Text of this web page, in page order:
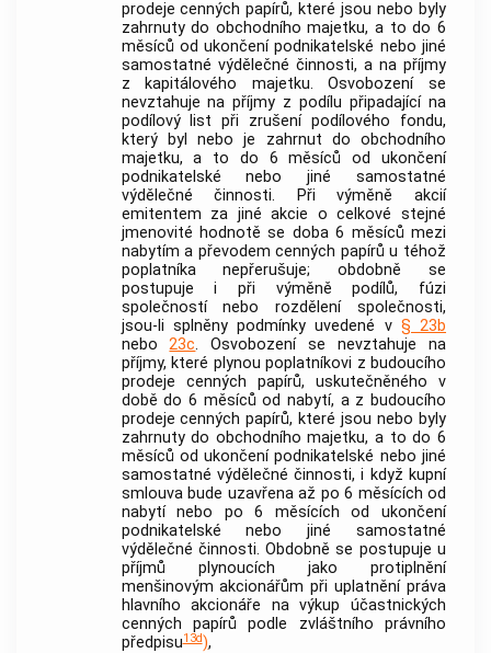
prodejecenných papírů, které jsou nebo byly
zahrnuty do obchodního majetku, a to do 6
měsíců od ukončení podnikatelské nebo jiné
samostatné výdělečné činnosti, a na příjmy
z kapitálového majetku. Osvobození se
nevztahuje na příjmy z podílu připadající na
podílový list při zrušení podílového fondu,
který byl nebo je zahrnut do obchodního
majetku, a to do 6 měsíců od ukončení
podnikatelské nebo jiné samostatné
výdělečné činnosti. Při výměně akcií
emitentem za jinéakcie o celkové stejné
jmenovité hodnotě se doba 6 měsíců mezi
nabytím a převodemcenných papírů u téhož
poplatníka nepřerušuje; obdobně se
postupuje i při výměně podílů, fúzi
společností nebo rozdělení společnosti,
jsou-li splněny podmínky uvedené v § 23b
nebo23c. Osvobození se nevztahuje na
příjmy, které plynou poplatníkovi z budoucího
prodeje cenných papírů, uskutečněného v
době do 6 měsíců od nabytí, a z budoucího
prodejecenných papírů, které jsou nebo byly
zahrnuty do obchodního majetku, a to do 6
měsíců od ukončení podnikatelské nebo jiné
samostatné výdělečné činnosti, i když kupní
smlouva bude uzavřena až po 6 měsících od
nabytí nebo po 6 měsících od ukončení
podnikatelské nebo jiné samostatné
výdělečné činnosti. Obdobně se postupuje u
příjmů plynoucích jako protiplnění
menšinovým akcionářům při uplatnění práva
hlavního akcionáře na výkup účastnických
cenných papírů podle zvláštního právního
předpisu13d),